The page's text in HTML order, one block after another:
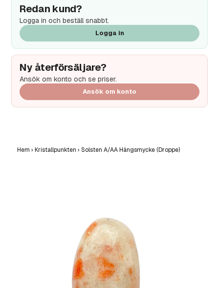
Redan kund?
Logga in och beställ snabbt.
Logga in
Ny återförsäljare?
Ansök om konto och se priser.
Ansök om konto
Hem › Kristallpunkten › Solsten A/AA Hängsmycke (Droppe)